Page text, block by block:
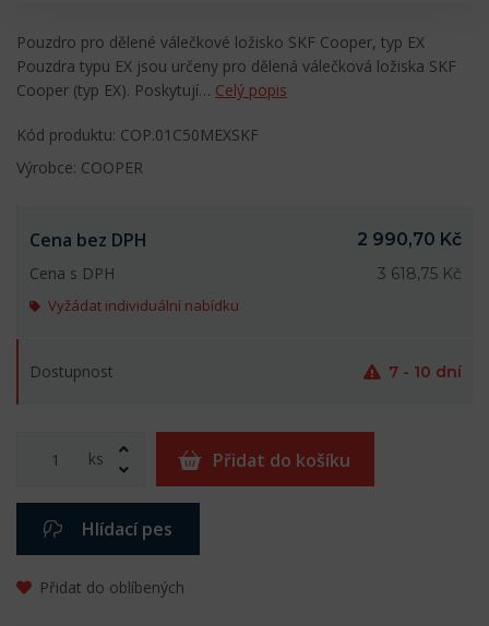
Pouzdro pro dělené válečkové ložisko SKF Cooper, typ EX
Pouzdra typu EX jsou určeny pro dělená válečková ložiska SKF
Cooper (typ EX). Poskytují… Celý popis
Kód produktu: COP.01C50MEXSKF
Výrobce: COOPER
Cena bez DPH
2 990,70 Kč
Cena s DPH
3 618,75 Kč
Vyžádat individuální nabídku
Dostupnost 7 - 10 dní
ks Přidat do košíku
Hlídací pes
Přidat do oblíbených